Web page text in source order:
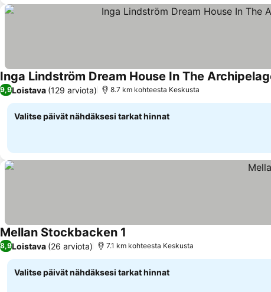
Inga Lindström Dream House In The
9,9Loistava (129 arviota) 8.7 km kohteesta Keskusta
Valitse päivät nähdäksesi tarkat hinnat
Mellan Stockbacken 1
8,9Loistava (26 arviota) 7.1 km kohteesta Keskusta
Valitse päivät nähdäksesi tarkat hinnat